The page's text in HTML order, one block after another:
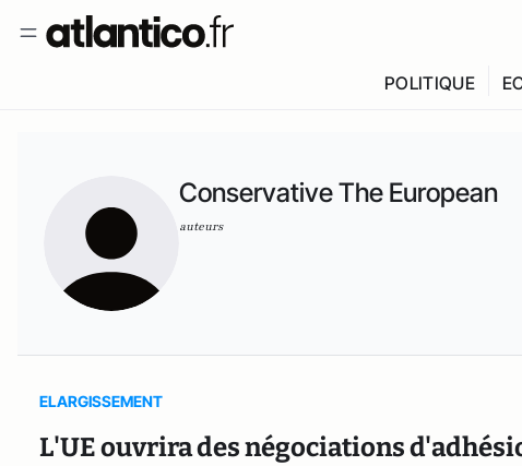
POLITIQUE
Conservative The European
auteurs
ELARGISSEMENT
L'UE ouvrira des négociations